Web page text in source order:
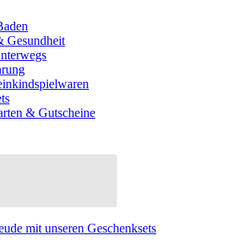
Gesundheit
& Gutscheine
mit unseren Geschenksets